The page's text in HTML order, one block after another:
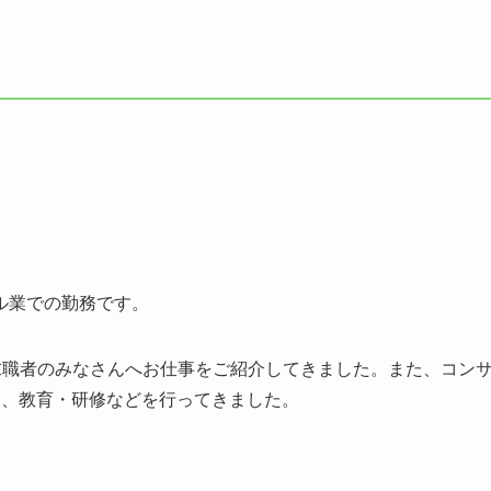
での勤務です。
者のみなさんへお仕事をご紹介してきました。また、コン
教育・研修などを行ってきました。